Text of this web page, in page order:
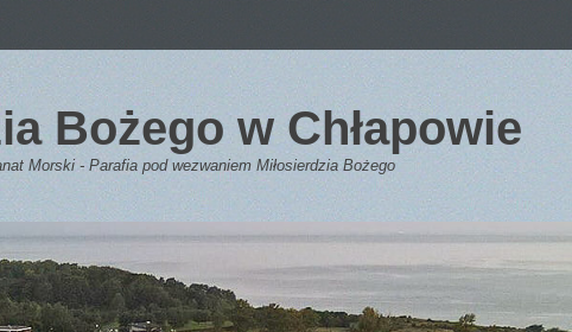
Bożego w Chłapowie
Morski - Parafia pod wezwaniem Miłosierdzia Bożego